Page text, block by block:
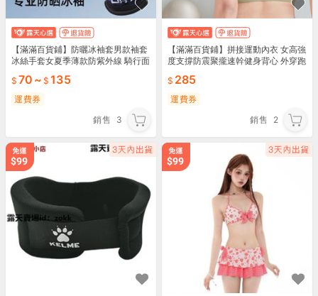
【滿滿百貨鋪】防曬冰袖套男款袖套
冰絲手套女夏季薄款防紫外線 騎行面
70 ~ 135
運費券
銷售
3
【滿滿百貨鋪】拼接運動內衣 女高強
度支撐防震聚攏速幹健身背心 外穿跑
285
運費券
銷售
2